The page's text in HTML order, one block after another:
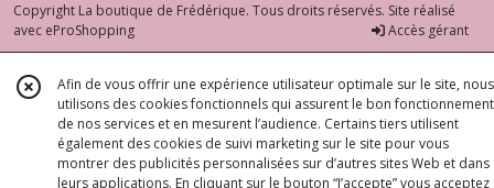
Copyright La boutique de Frédérique. Tous droits réservés. Site réalisé
avec eProShopping Accès gérant
Afin de vous offrir une expérience utilisateur optimale sur le site, nous
utilisons des cookies fonctionnels qui assurent le bon fonctionnement
de nos services et en mesurent l’audience. Certains tiers utilisent
également des cookies de suivi marketing sur le site pour vous
montrer des publicités personnalisées sur d’autres sites Web et dans
leurs applications. En cliquant sur le bouton “J’accepte” vous acceptez